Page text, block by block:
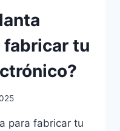
tu
para fabricar tu